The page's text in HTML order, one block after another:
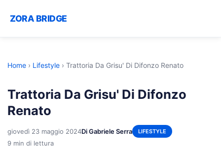
ZORA BRIDGE
Home › Lifestyle › Trattoria Da Grisu' Di Difonzo Renato
Trattoria Da Grisu' Di Difonzo
Renato
giovedì 23 maggio 2024Di Gabriele Serra LIFESTYLE
9 min di lettura